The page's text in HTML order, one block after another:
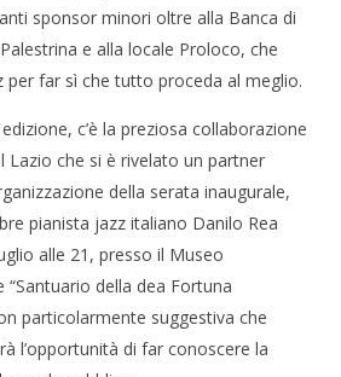
sponsor minori oltre alla Banca di
e alla locale Proloco, che
per far sì che tutto proceda al meglio.
c’è la preziosa collaborazione
Lazio che si è rivelato un partner
della serata inaugurale,
pianista jazz italiano Danilo Rea
alle 21, presso il Museo
della dea Fortuna
particolarmente suggestiva che
l’opportunità di far conoscere la